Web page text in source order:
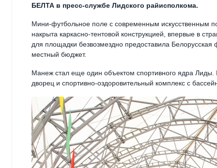
БЕЛТА в пресс-службе Лидского райисполкома.
Мини-футбольное поле с современным искусственным
накрыта каркасно-тентовой конструкцией, впервые в
для площадки безвозмездно предоставила
местный бюджет.
Манеж стал еще один объектом спортивного ядра
дворец и спортивно-оздоровительный комплекс с